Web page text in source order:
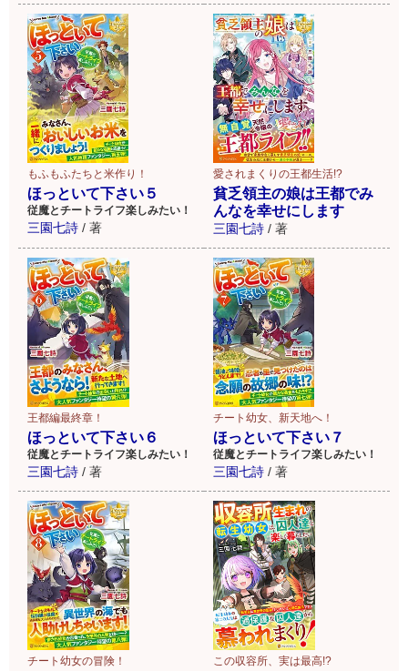
もふもふたちと米作り！
ほっといて下さい５
従魔とチートライフ楽しみたい！
三園七詩 / 著
愛されまくりの王都生活!?
貧乏領主の娘は王都でみ
んなを幸せにします
三園七詩 / 著
王都編最終章！
ほっといて下さい６
従魔とチートライフ楽しみたい！
三園七詩 / 著
チート幼女、新天地へ！
ほっといて下さい７
従魔とチートライフ楽しみたい！
三園七詩 / 著
チート幼女の冒険！ この収容所、実は最高!?